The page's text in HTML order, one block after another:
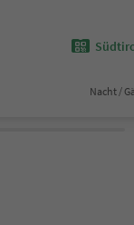
Nacht /